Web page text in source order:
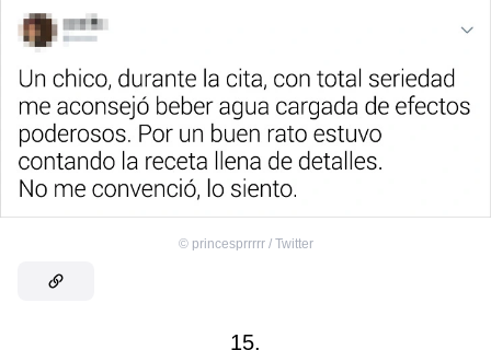
© princesprrrrr / Twitter
15.